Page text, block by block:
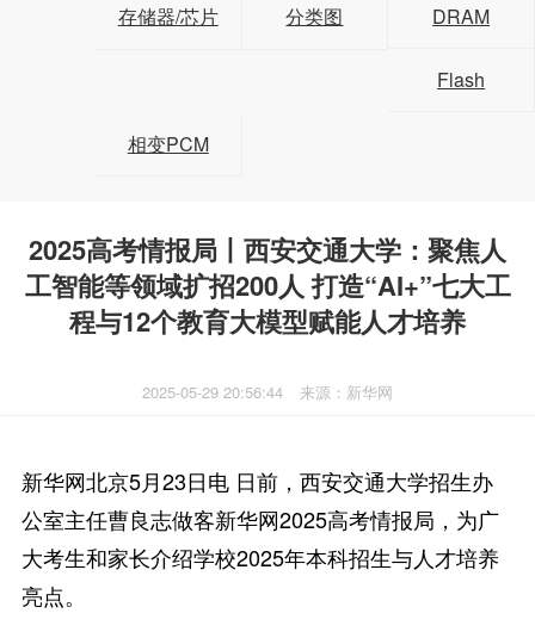
存储器/芯片 分类图 DRAM
Flash
相变PCM
2025高考情报局丨西安交通大学：聚焦人
工智能等领域扩招200人 打造“AI+”七大工
程与12个教育大模型赋能人才培养
2025-05-29 20:56:44 来源：新华网
新华网北京5月23日电 日前，西安交通大学招生办
公室主任曹良志做客新华网2025高考情报局，为广
大考生和家长介绍学校2025年本科招生与人才培养
亮点。